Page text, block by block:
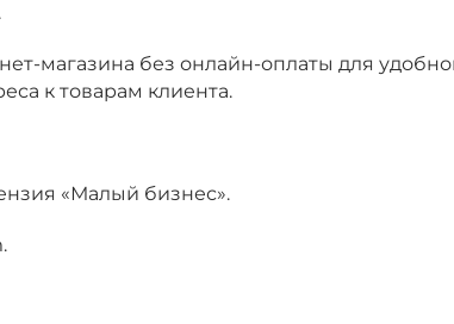
магазина без онлайн-оплаты для
к товарам клиента.
«Малый бизнес».